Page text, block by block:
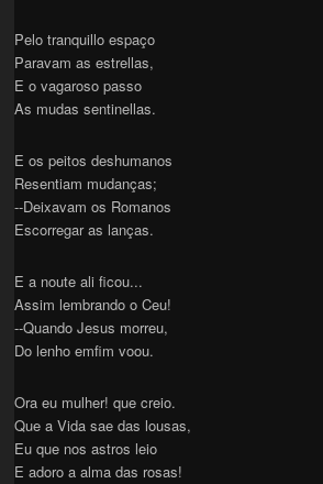
Pelo tranquillo espaço
Paravam as estrellas,
E o vagaroso passo
As mudas sentinellas.
E os peitos deshumanos
Resentiam mudanças;
--Deixavam os Romanos
Escorregar as lanças.
E a noute ali ficou...
Assim lembrando o Ceu!
--Quando Jesus morreu,
Do lenho emfim voou.
Ora eu mulher! que creio.
Que a Vida sae das lousas,
Eu que nos astros leio
E adoro a alma das rosas!